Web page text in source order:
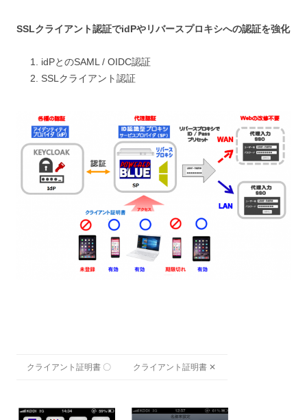
SSLクライアント認証でidPやリバースプロキシへの認証を強化
idPとのSAML / OIDC認証
SSLクライアント認証
クライアント証明書 〇 クライアント証明書 ✕